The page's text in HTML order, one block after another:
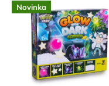
Novinka